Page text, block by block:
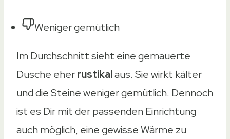
Weniger gemütlich
Im Durchschnitt sieht eine gemauerte
Dusche eherrustikalaus. Sie wirkt kälter
und die Steine weniger gemütlich. Dennoch
ist es Dir mit der passenden Einrichtung
auch möglich, eine gewisse Wärme zu